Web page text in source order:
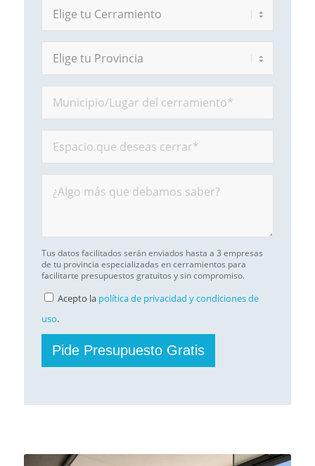
Tus datos facilitados serán enviados hasta a 3 empresas
de tu provincia especializadas en cerramientos para
facilitarte presupuestos gratuitos y sin compromiso.
Acepto la política de privacidad y condiciones de
uso.